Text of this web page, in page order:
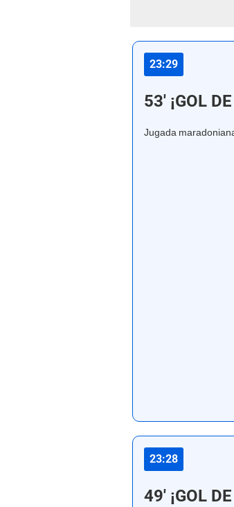
23:29
53' ¡GOL
Jugada
23:28
49' ¡GOL